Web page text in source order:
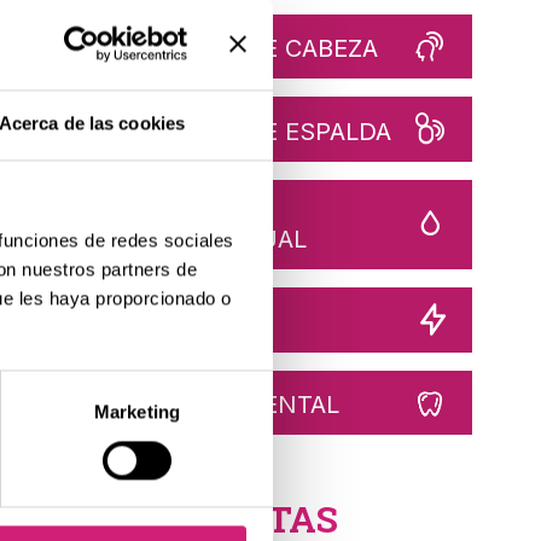
Acerca de las cookies
de redes sociales
nuestros partners de
les haya proporcionado o
Marketing
cada vez
es difícil
dolor.
todo
DOLOR DE CABEZA
DOLOR DE ESPALDA
MENSTRUAL
DOLOR DENTAL
ETIQUETAS